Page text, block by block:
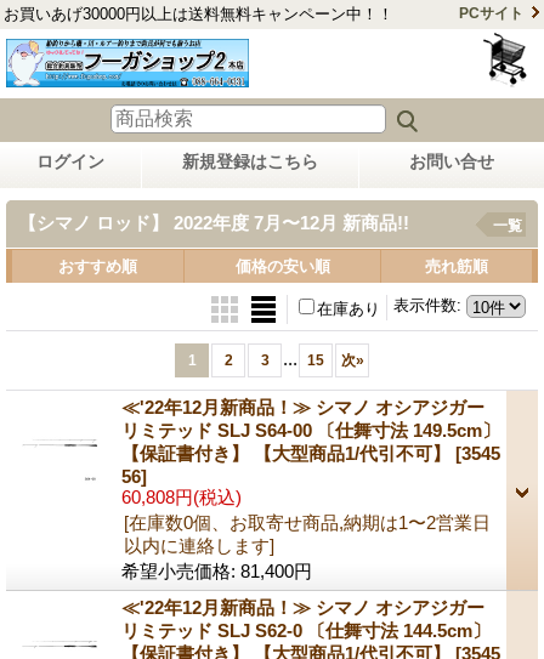
お買いあげ30000円以上は送料無料キャンペーン中！！ PCサイト
ログイン 新規登録はこちら お問い合せ
【シマノ ロッド】 2022年度 7月〜12月 新商品!! 一覧
おすすめ順 価格の安い順 売れ筋順
表示件数:
在庫あり
1 2 3 ... 15 次»
≪'22年12月新商品！≫ シマノ オシアジガー
リミテッド SLJ S64-00 〔仕舞寸法 149.5cm〕
【保証書付き】 【大型商品1/代引不可】 [3545
56]
60,808円(税込)
[在庫数0個、お取寄せ商品,納期は1〜2営業日
以内に連絡します]
希望小売価格: 81,400円
≪'22年12月新商品！≫ シマノ オシアジガー
リミテッド SLJ S62-0 〔仕舞寸法 144.5cm〕
【保証書付き】 【大型商品1/代引不可】 [3545